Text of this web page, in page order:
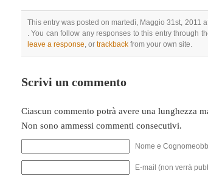
This entry was posted on martedì, Maggio 31st, 2011
. You can follow any responses to this entry through
leave a response , or trackback from your own site.
Scrivi un commento
Ciascun commento potrà avere una lunghezza
Non sono ammessi commenti consecutivi.
Nome e
E-mail (non verrà